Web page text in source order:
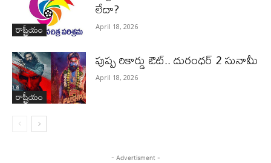
రాష్ట్రీయం
లేదా?
April 18, 2026
రాష్ట్రీయం
పుష్ప రికార్డు ఔట్‌.. దురంధ‌ర్ 2 సునామీ
April 18, 2026
- Advertisment -